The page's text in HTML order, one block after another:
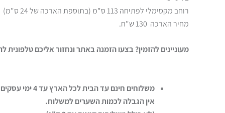
רוחב מקסימלי לפתיחה 113 ס"מ (בתוספת הארכה של 24 ס"מ)
מחיר הארכה 130 ש"ח.
מעוניינים להזמין? בצעו הזמנה באתר ונחזור אליכם טלפונית
משלוחים חינם עד הבית לכל הארץ עד 4 ימי עסקים
אין הגבלה לכמות השערים למשלוח.